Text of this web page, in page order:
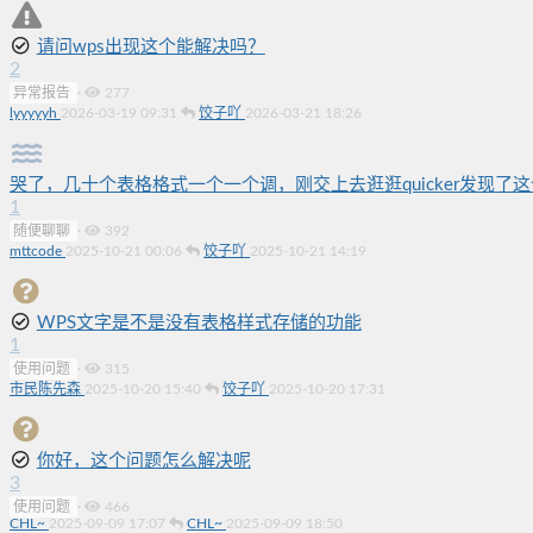
请问wps出现这个能解决吗？
2
异常报告 ·
277
lyyyyyh 2026-03-19 09:31 饺子吖 2026-03-21 18:26
哭了，几十个表格格式一个一个调，刚交上去逛逛quicker发现了
1
随便聊聊 ·
392
mttcode 2025-10-21 00:06 饺子吖 2025-10-21 14:19
WPS文字是不是没有表格样式存储的功能
1
使用问题 ·
315
市民陈先森 2025-10-20 15:40 饺子吖 2025-10-20 17:31
你好，这个问题怎么解决呢
3
使用问题 ·
466
CHL~ 2025-09-09 17:07 CHL~ 2025-09-09 18:50